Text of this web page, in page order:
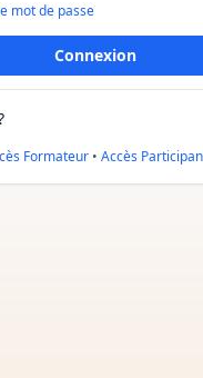
mot de passe
Formateur • Accès